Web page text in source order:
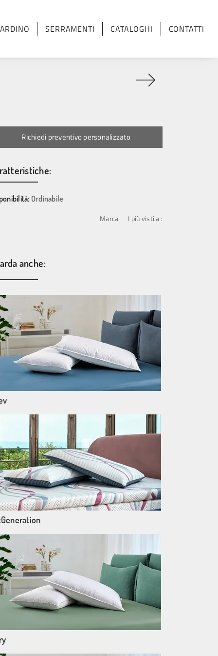
SERRAMENTI CATALOGHI CONTATTI
Richiedi preventivo personalizzato
Ordinabile
Marca I più visti a :
anche: